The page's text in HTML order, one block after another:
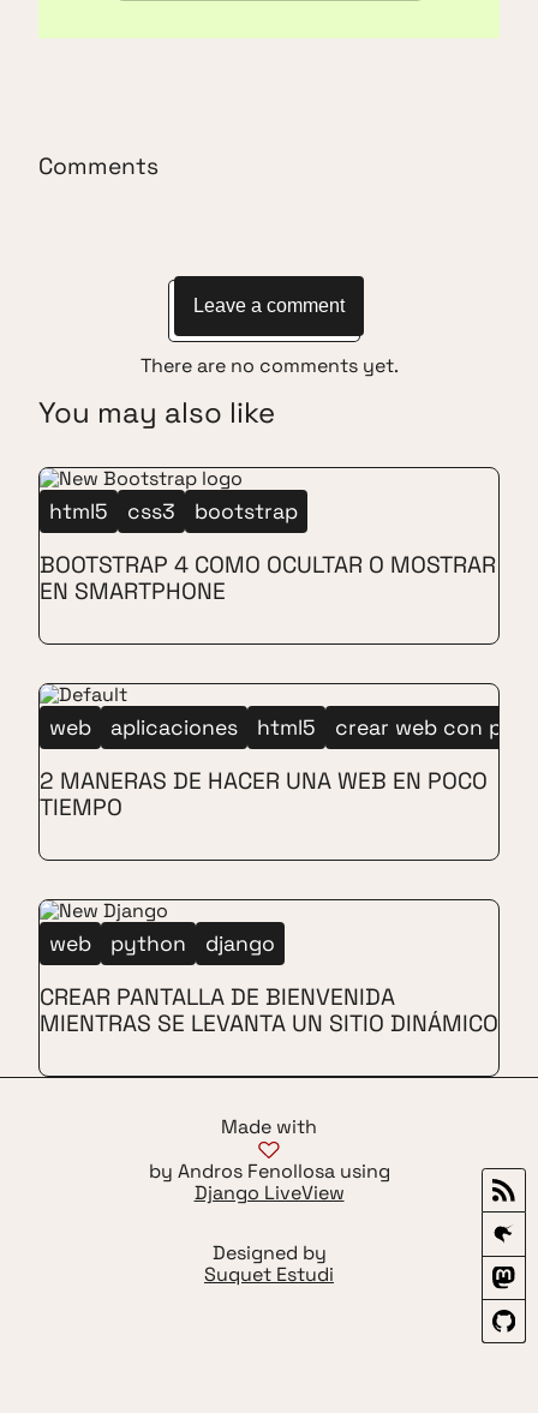
Comments
Leave a comment
There are no comments yet.
You may also like
html5 css3 bootstrap
BOOTSTRAP 4 COMO OCULTAR O MOSTRAR
EN SMARTPHONE
web aplicaciones html5 crear web con
2 MANERAS DE HACER UNA WEB EN POCO
TIEMPO
web python django
CREAR PANTALLA DE BIENVENIDA
MIENTRAS SE LEVANTA UN SITIO DINÁMICO
Made with
by Andros Fenollosa using
Django LiveView
Designed by
Suquet Estudi